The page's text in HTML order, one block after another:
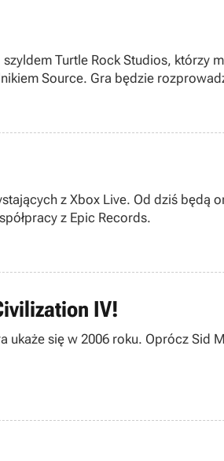
Turtle Rock Studios, którzy
Source. Gra będzie
z Xbox Live. Od dziś będą
z Epic Records.
IV!
się w 2006 roku. Oprócz Sid